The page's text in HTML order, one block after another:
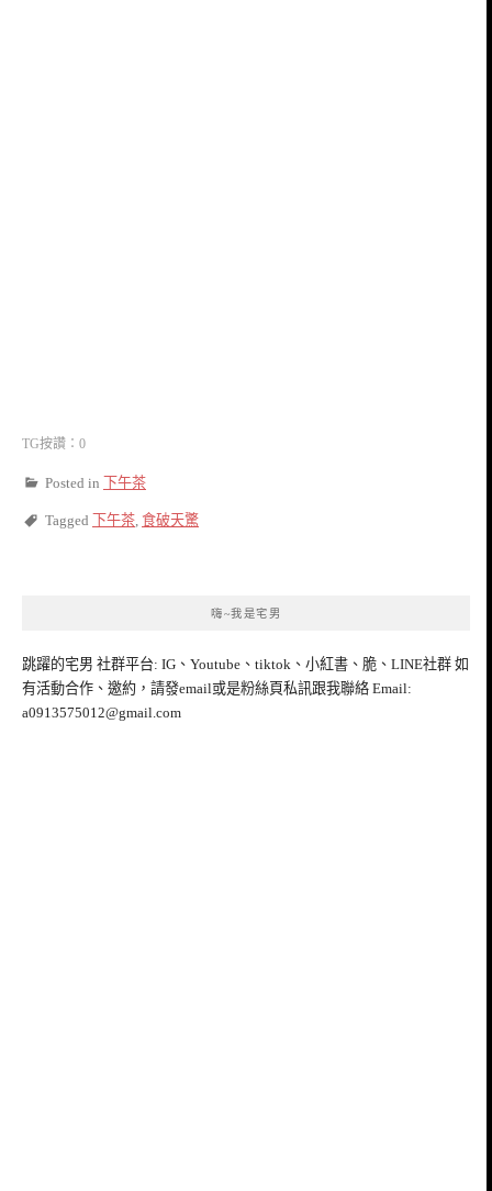
TG按讚：0
Posted in 下午茶
Tagged 下午茶, 食破天驚
嗨~我是宅男
跳躍的宅男 社群平台: IG、Youtube、tiktok、小紅書、脆、LINE社群 如
有活動合作、邀約，請發email或是粉絲頁私訊跟我聯絡 Email:
a0913575012@gmail.com